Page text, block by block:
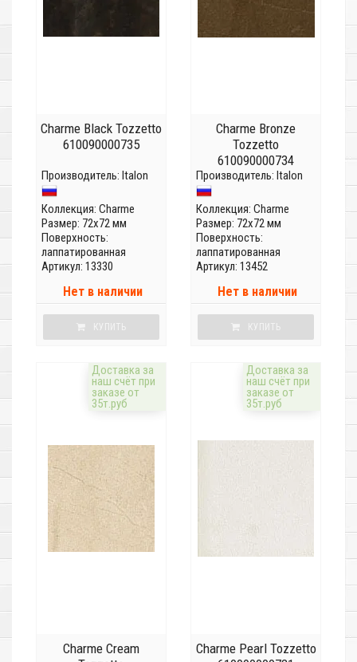
Charme Black Tozzetto
610090000735
Производитель: Italon
Коллекция: Charme
Размер: 72x72 мм
Поверхность:
лаппатированная
Артикул: 13330
Нет в наличии
КУПИТЬ
Charme Bronze
Tozzetto
610090000734
Производитель: Italon
Коллекция: Charme
Размер: 72x72 мм
Поверхность:
лаппатированная
Артикул: 13452
Нет в наличии
КУПИТЬ
Доставка за
наш счёт при
заказе от
35т.руб
Charme Cream
Доставка за
наш счёт при
заказе от
35т.руб
Charme Pearl Tozzetto